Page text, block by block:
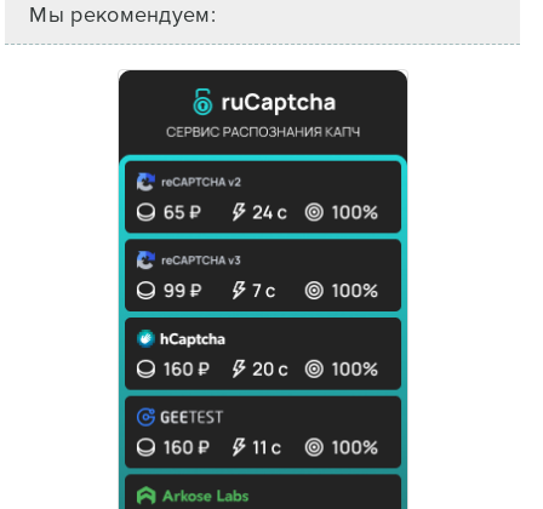
Мы рекомендуем: